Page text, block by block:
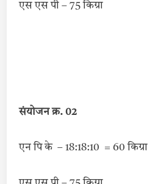
एस एस पी – 75 किग्रा
संयोजन क्र. 02
एन पि के – 18:18:10 = 60 किग्रा